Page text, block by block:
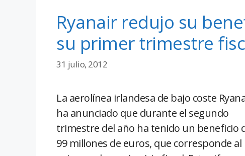
Ryanair redujo su
su primer trimestre
31 julio, 2012
La aerolínea irlandesa de bajo coste
ha anunciado que durante el segundo
trimestre del año ha tenido un beneficio
99 millones de euros, que corresponde al